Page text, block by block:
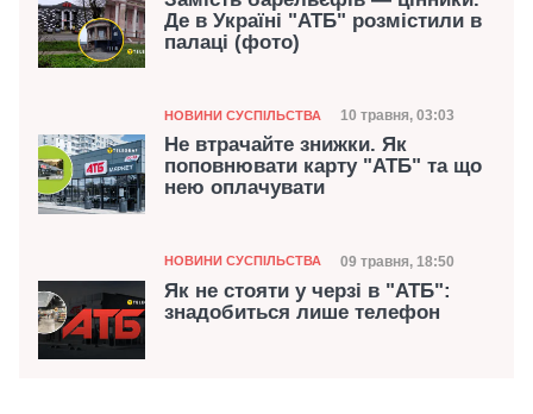
Де в Україні "АТБ" розмістили в
палаці (фото)
Категорія
НОВИНИ СУСПІЛЬСТВА Дата публікації
10 травня, 03:03
Не втрачайте знижки. Як
поповнювати карту "АТБ" та що
нею оплачувати
Категорія
НОВИНИ СУСПІЛЬСТВА Дата публікації
09 травня, 18:50
Як не стояти у черзі в "АТБ":
знадобиться лише телефон